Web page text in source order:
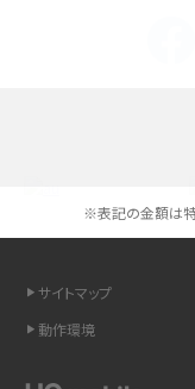
LINEの引き継ぎ方法は？
※表記の金額は
サイトマップ
動作環境